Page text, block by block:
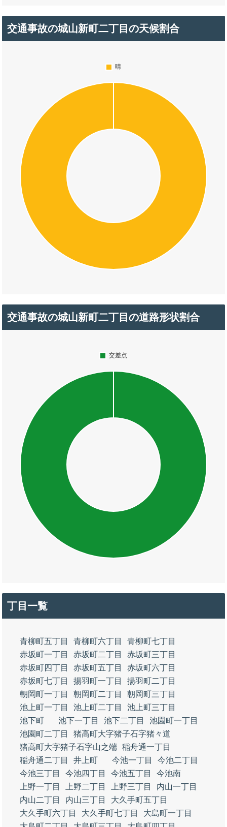
交通事故の城山新町二丁目の天候割合
交通事故の城山新町二丁目の道路形状割合
丁目一覧
青柳町五丁目 青柳町六丁目
青柳町七丁目
赤坂町一丁目
赤坂町二丁目
赤坂町三丁目
赤坂町四丁目
赤坂町五丁目
赤坂町六丁目
赤坂町七丁目
揚羽町一丁目
揚羽町二丁目
朝岡町一丁目
朝岡町二丁目
朝岡町三丁目
池上町一丁目
池上町二丁目
池上町三丁目
池下町
池下一丁目 池下二丁目
池園町一丁目
池園町二丁目
猪高町大字猪子石字猪々道
猪高町大字猪子石字山之端 稲舟通一丁目
稲舟通二丁目
井上町 今池一丁目
今池二丁目
今池三丁目
今池四丁目 今池五丁目
今池南
上野一丁目
上野二丁目 上野三丁目
内山一丁目
内山二丁目
内山三丁目
大久手町五丁目
大久手町六丁目
大久手町七丁目
大島町一丁目